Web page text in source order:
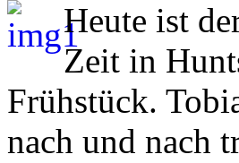
Heute ist
Zeit in
Frühstück.
nach und nach